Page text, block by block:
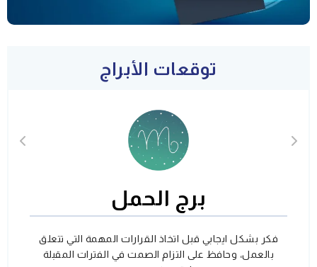
توقعات الأبراج
برج الحمل
فكر بشكل ايجابي قبل اتخاذ القرارات المهمة التي تتعلق
بالعمل، وحافظ على التزام الصمت في الفترات المقبلة